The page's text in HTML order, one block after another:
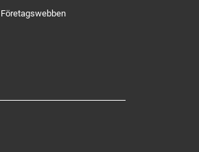
Företagswebben